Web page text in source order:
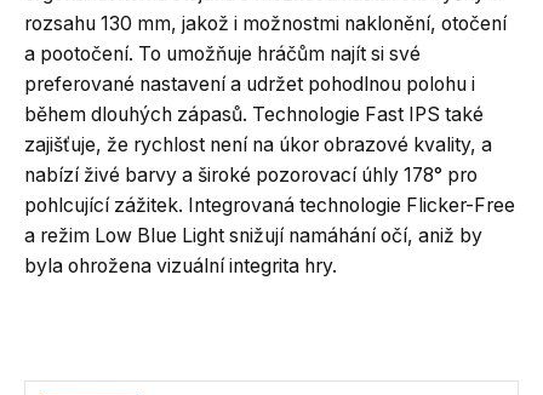
rozsahu 130 mm, jakož i možnostmi naklonění, otočení
a pootočení. To umožňuje hráčům najít si své
preferované nastavení a udržet pohodlnou polohu i
během dlouhých zápasů. Technologie Fast IPS také
zajišťuje, že rychlost není na úkor obrazové kvality, a
nabízí živé barvy a široké pozorovací úhly 178° pro
pohlcující zážitek. Integrovaná technologie Flicker-Free
a režim Low Blue Light snižují namáhání očí, aniž by
byla ohrožena vizuální integrita hry.